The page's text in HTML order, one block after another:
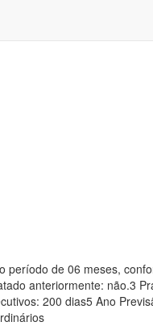
de 06 meses,
anteriormente: não.3
200 dias5 Ano